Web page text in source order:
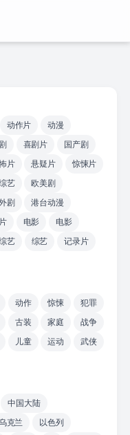
动作片
动漫
喜剧片
国产剧
片 悬疑片
惊悚片
艺
欧美剧
剧
港台动漫
电影
电影
艺 综艺
记录片
动作 惊悚
犯罪
古装 家庭
战争
儿童 运动
武侠
中国大陆
克兰
以色列